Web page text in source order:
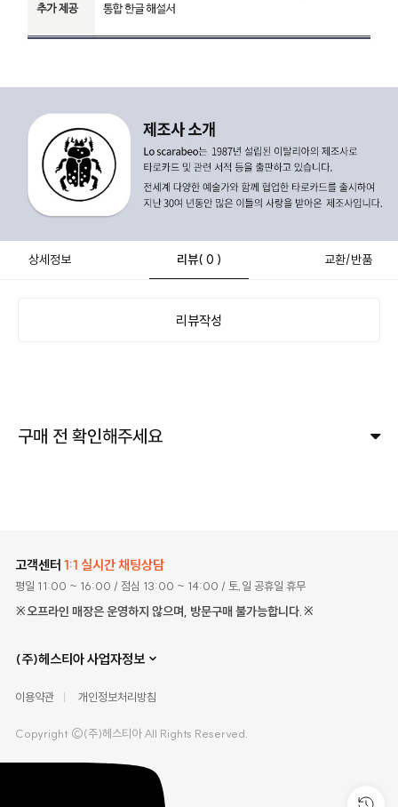
상세정보 리뷰( 0 ) 교환/반품
리뷰작성
구매 전 확인해주세요
고객센터 1:1 실시간 채팅상담
평일 11:00 ~ 16:00 / 점심 13:00 ~ 14:00 / 토,일 공휴일 휴무
※오프라인 매장은 운영하지 않으며, 방문구매 불가능합니다.※
(주)헤스티아 사업자정보
이용약관 개인정보처리방침
Copyright ©(주)헤스티아 All Rights Reserved.